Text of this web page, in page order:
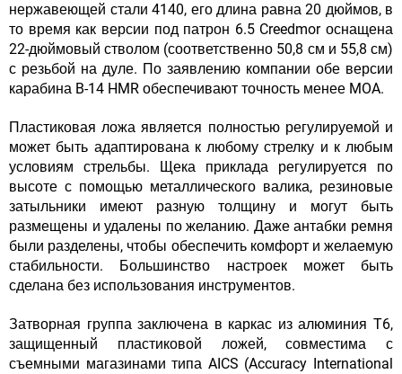
нержавеющей стали 4140, его длина равна 20 дюймов, в
то время как версии под патрон 6.5 Creedmor оснащена
22-дюймовый стволом (соответственно 50,8 см и 55,8 см)
с резьбой на дуле. По заявлению компании обе версии
карабина B-14 HMR обеспечивают точность менее MOA.
Пластиковая ложа является полностью регулируемой и
может быть адаптирована к любому стрелку и к любым
условиям стрельбы. Щека приклада регулируется по
высоте с помощью металлического валика, резиновые
затыльники имеют разную толщину и могут быть
размещены и удалены по желанию. Даже антабки ремня
были разделены, чтобы обеспечить комфорт и желаемую
стабильности. Большинство настроек может быть
сделана без использования инструментов.
Затворная группа заключена в каркас из алюминия T6,
защищенный пластиковой ложей, совместима с
съемными магазинами типа AICS (Accuracy International